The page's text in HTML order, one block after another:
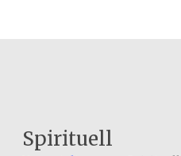
Spirituell